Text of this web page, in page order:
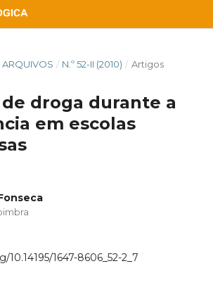
ARQUIVOS / N.º 52-II (2010) / Artigos
droga durante a
em escolas
10.14195/1647-8606_52-2_7